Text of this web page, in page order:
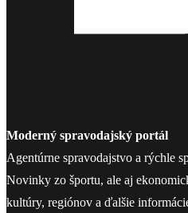
Moderný spravodajský portál
Agentúrne spravodajstvo a rýchle
Novinky zo športu, ale aj
kultúry, regiónov a ďalšie